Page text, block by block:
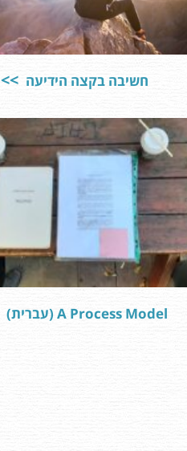
חשיבה בקצה הידיעה
A Process Model (עברית)